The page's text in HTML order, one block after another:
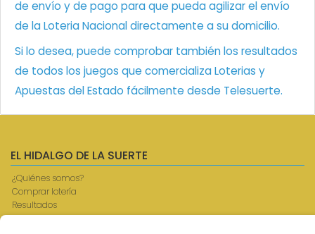
de envío y de pago para que pueda agilizar el envío
de la Loteria Nacional directamente a su domicilio.
Si lo desea, puede comprobar también los resultados
de todos los juegos que comercializa Loterias y
Apuestas del Estado fácilmente desde Telesuerte.
EL HIDALGO DE LA SUERTE
¿Quiénes somos?
Comprar lotería
Resultados
Contacto